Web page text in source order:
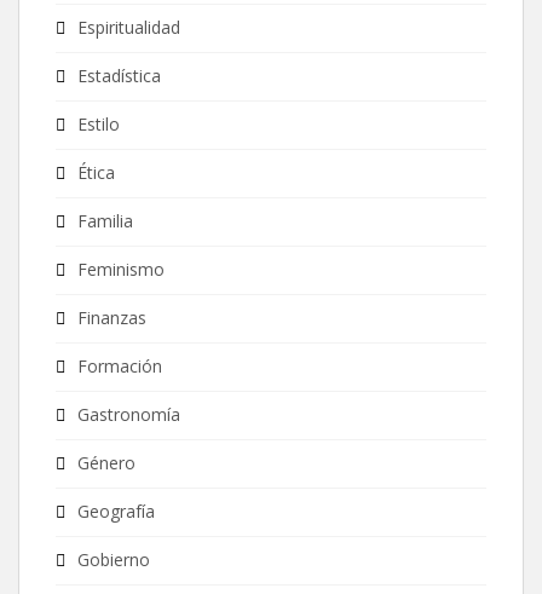
Espiritualidad
Estadística
Estilo
Ética
Familia
Feminismo
Finanzas
Formación
Gastronomía
Género
Geografía
Gobierno